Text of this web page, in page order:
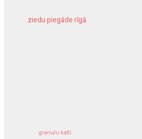
ziedu piegāde rīgā
granulu katli